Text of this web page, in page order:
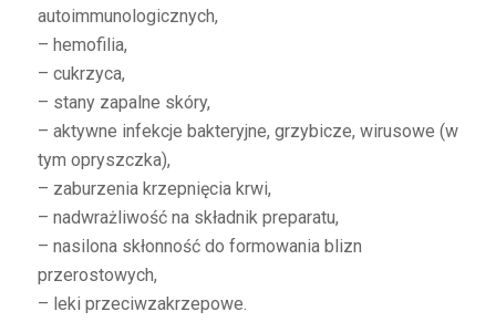
autoimmunologicznych,
– hemofilia,
– cukrzyca,
– stany zapalne skóry,
– aktywne infekcje bakteryjne, grzybicze, wirusowe (w
tym opryszczka),
– zaburzenia krzepnięcia krwi,
– nadwrażliwość na składnik preparatu,
– nasilona skłonność do formowania blizn
przerostowych,
– leki przeciwzakrzepowe.